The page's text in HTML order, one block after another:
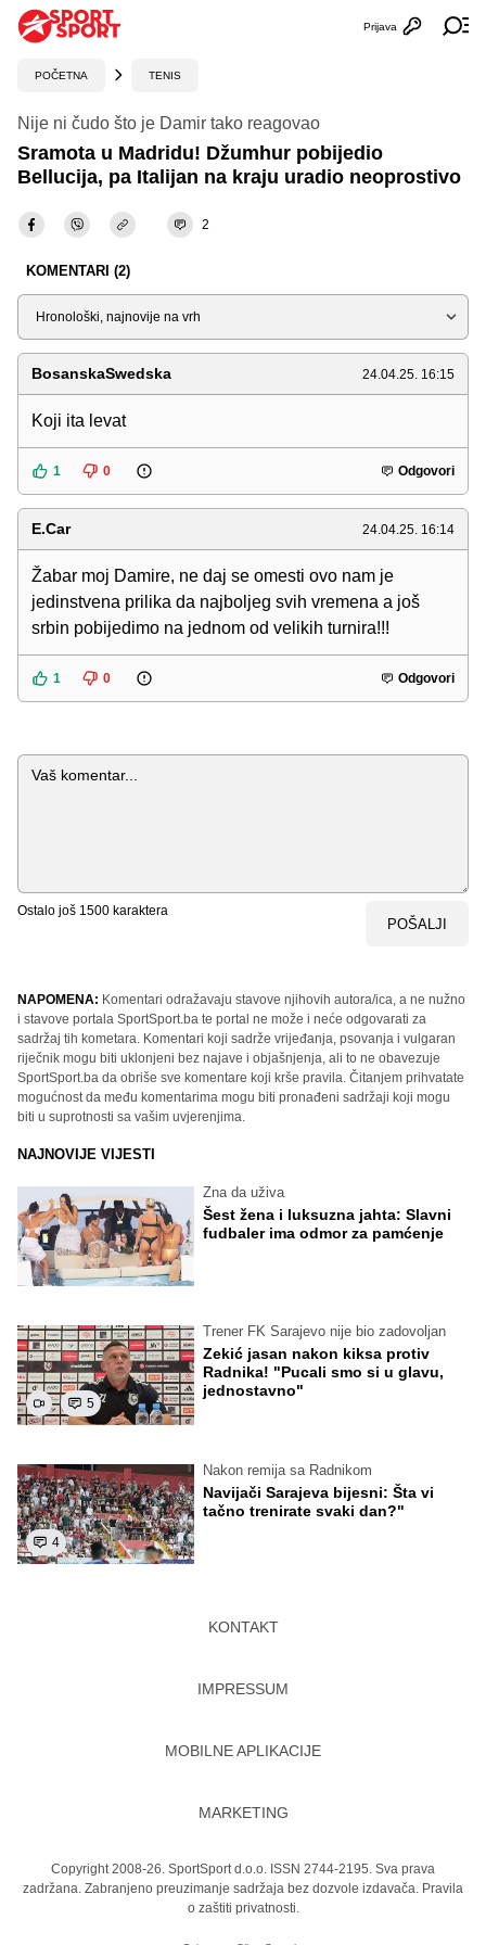
Otvori
Prijava
POČETNA TENIS
Nije ni čudo što je Damir tako reagovao
Sramota u Madridu! Džumhur pobijedio
Bellucija, pa Italijan na kraju uradio neoprostivo
2
KOMENTARI (2)
Sortiraj
BosanskaSwedska 24.04.25. 16:15
Koji ita levat
1 0 Odgovori
E.Car 24.04.25. 16:14
Žabar moj Damire, ne daj se omesti ovo nam je
jedinstvena prilika da najboljeg svih vremena a još
srbin pobijedimo na jednom od velikih turnira!!!
1 0 Odgovori
Komentar
Ostalo još 1500 karaktera
POŠALJI
NAPOMENA: Komentari odražavaju stavove njihovih autora/ica, a ne nužno
i stavove portala SportSport.ba te portal ne može i neće odgovarati za
sadržaj tih kometara. Komentari koji sadrže vrijeđanja, psovanja i vulgaran
riječnik mogu biti uklonjeni bez najave i objašnjenja, ali to ne obavezuje
SportSport.ba da obriše sve komentare koji krše pravila. Čitanjem prihvatate
mogućnost da među komentarima mogu biti pronađeni sadržaji koji mogu
biti u suprotnosti sa vašim uvjerenjima.
NAJNOVIJE VIJESTI
Zna da uživa
Šest žena i luksuzna jahta: Slavni
fudbaler ima odmor za pamćenje
5
Trener FK Sarajevo nije bio zadovoljan
Zekić jasan nakon kiksa protiv
Radnika! "Pucali smo si u glavu,
jednostavno"
4
Nakon remija sa Radnikom
Navijači Sarajeva bijesni: Šta vi
tačno trenirate svaki dan?"
KONTAKT
IMPRESSUM
MOBILNE APLIKACIJE
MARKETING
Copyright 2008-26. SportSport d.o.o. ISSN 2744-2195. Sva prava
zadržana. Zabranjeno preuzimanje sadržaja bez dozvole izdavača. Pravila
o zaštiti privatnosti.